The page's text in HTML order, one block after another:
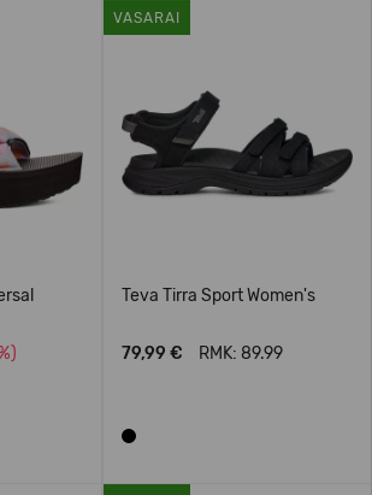
VASARAI
Teva Tirra Sport Women's
79,99 € RMK: 89.99